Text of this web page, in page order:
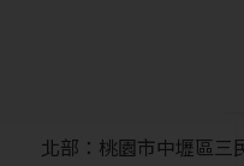
北部：桃園市中壢區三